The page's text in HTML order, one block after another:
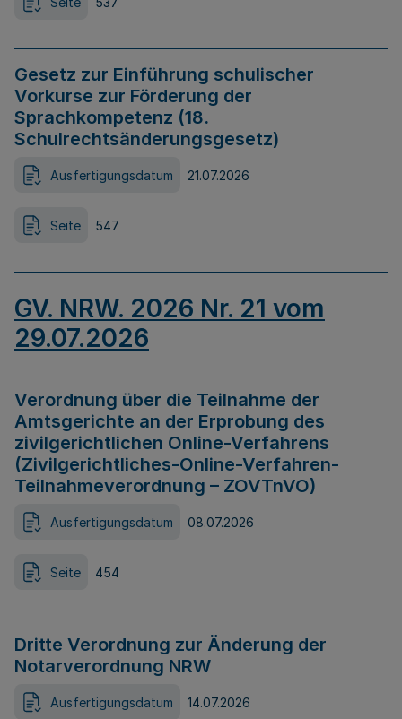
Gesetz zur Einführung schulischer
Vorkurse zur Förderung der
Sprachkompetenz (18.
Schulrechtsänderungsgesetz)
Ausfertigungsdatum 21.07.2026
Seite 547
GV. NRW. 2026 Nr. 21 vom
29.07.2026
Verordnung über die Teilnahme der
Amtsgerichte an der Erprobung des
zivilgerichtlichen Online-Verfahrens
(Zivilgerichtliches-Online-Verfahren-
Teilnahmeverordnung – ZOVTnVO)
Ausfertigungsdatum 08.07.2026
Seite 454
Dritte Verordnung zur Änderung der
Notarverordnung NRW
Ausfertigungsdatum 14.07.2026